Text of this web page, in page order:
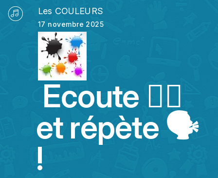
Les COULEURS
17 novembre 2025
Ecoute 👂🏻
et répète 🗣️
!